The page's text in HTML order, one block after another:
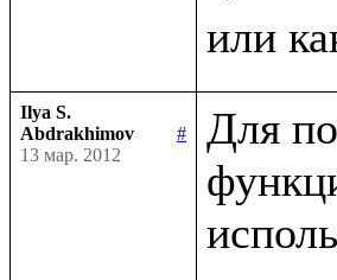
Ilya S.
Abdrakhimov
#
13 мар. 2012
Для